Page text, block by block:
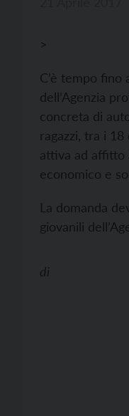
>
C’è tempo
dell’Agenzia
concreta di
ragazzi, tra i
attiva ad affitto
economico e
La domanda
giovanili
di